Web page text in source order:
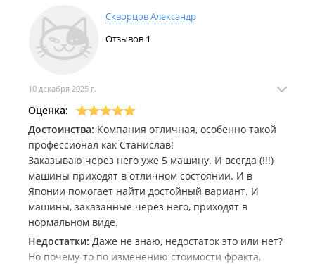
Скворцов Александр
Отзывов 1
10 декабря 2025 г.
Оценка:
Достоинства: Компания отличная, особенно такой
профессионал как Станислав!
Заказываю через него уже 5 машину. И всегда (!!!)
машины приходят в отличном состоянии. И в
Японии помогает найти достойный вариант. И
машины, заказанные через него, приходят в
нормальном виде.
Недостатки: Даже не знаю, недостаток это или нет?
Но почему-то по изменению стоимости фракта,